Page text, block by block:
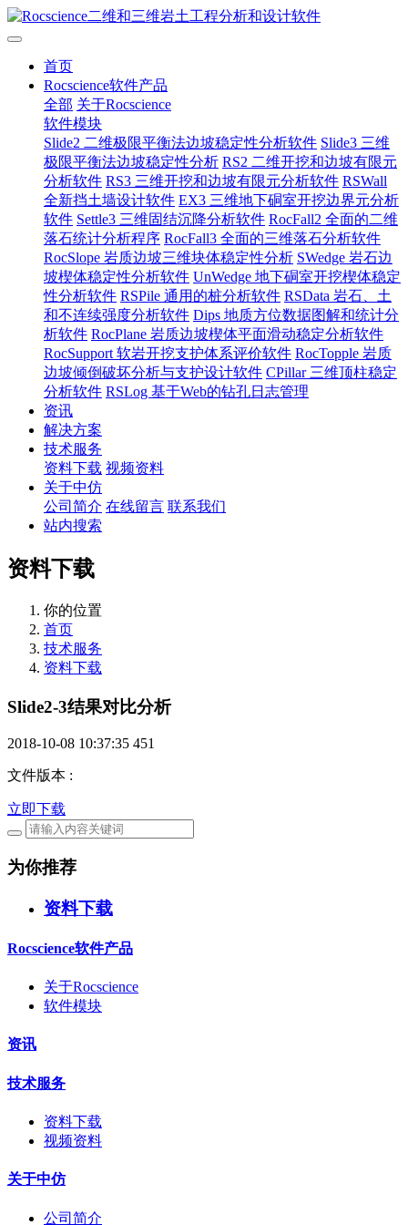
首页
Rocscience软件产品
全部 关于Rocscience
软件模块
Slide2 二维极限平衡法边坡稳定性分析软件 Slide3 三维
极限平衡法边坡稳定性分析 RS2 二维开挖和边坡有限元
分析软件 RS3 三维开挖和边坡有限元分析软件 RSWall
全新挡土墙设计软件 EX3 三维地下硐室开挖边界元分析
软件 Settle3 三维固结沉降分析软件 RocFall2 全面的二维
落石统计分析程序 RocFall3 全面的三维落石分析软件
RocSlope 岩质边坡三维块体稳定性分析 SWedge 岩石边
坡楔体稳定性分析软件 UnWedge 地下硐室开挖楔体稳定
性分析软件 RSPile 通用的桩分析软件 RSData 岩石、土
和不连续强度分析软件 Dips 地质方位数据图解和统计分
析软件 RocPlane 岩质边坡楔体平面滑动稳定分析软件
RocSupport 软岩开挖支护体系评价软件 RocTopple 岩质
边坡倾倒破坏分析与支护设计软件 CPillar 三维顶柱稳定
分析软件 RSLog 基于Web的钻孔日志管理
资讯
解决方案
技术服务
资料下载 视频资料
关于中仿
公司简介 在线留言 联系我们
站内搜索
资料下载
你的位置
首页
技术服务
资料下载
Slide2-3结果对比分析
2018-10-08 10:37:35 451
文件版本 :
立即下载
为你推荐
资料下载
Rocscience软件产品
关于Rocscience
软件模块
资讯
技术服务
资料下载
视频资料
关于中仿
公司简介